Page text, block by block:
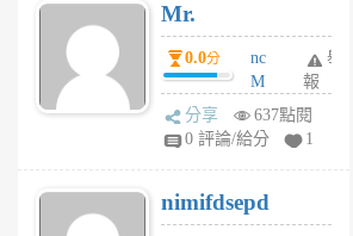
Mr.
0.0分
nc
M
U
F
U
5
舉
報
分享
637點閱
0 評論/給分
1
nimifdsepd